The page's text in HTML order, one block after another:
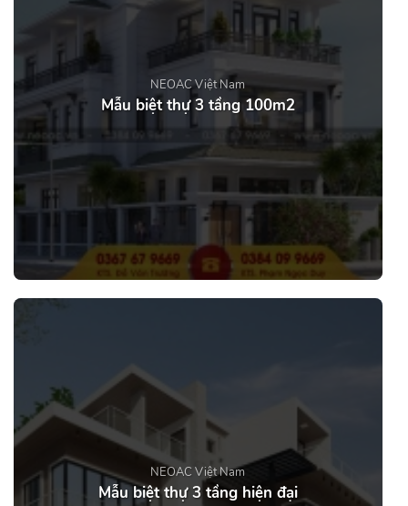
NEOAC Việt Nam
Mẫu biệt thự 3 tầng 100m2
NEOAC Việt Nam
Mẫu biệt thự 3 tầng hiện đại